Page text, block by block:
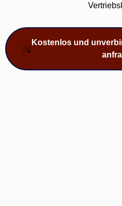
Kostenlos und